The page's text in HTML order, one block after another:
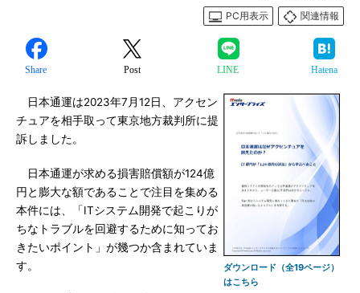
PC用表示
関連情報
Share Post LINE Hatena
ダウンロード（全19ページ）
はこちら
日本通運は2023年7月12日、アクセン
チュアを相手取って東京地方裁判所に提
訴しました。
日本通運が求める損害賠償額が124億
円と膨大な額であることで注目を集める
本件には、「ITシステム開発で起こりが
ちなトラブルを回避するために知ってお
きたいポイント」が幾つか含まれていま
す。